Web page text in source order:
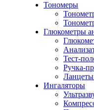
Тономеры
Глюкометры
Тест-
Ручка-
Ланцеты
Ингаляторы